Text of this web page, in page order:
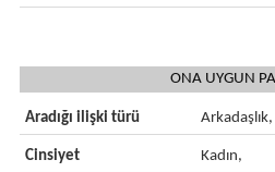
ONA UYGUN
Aradığı ilişki türü
Cinsiyet Kadın,